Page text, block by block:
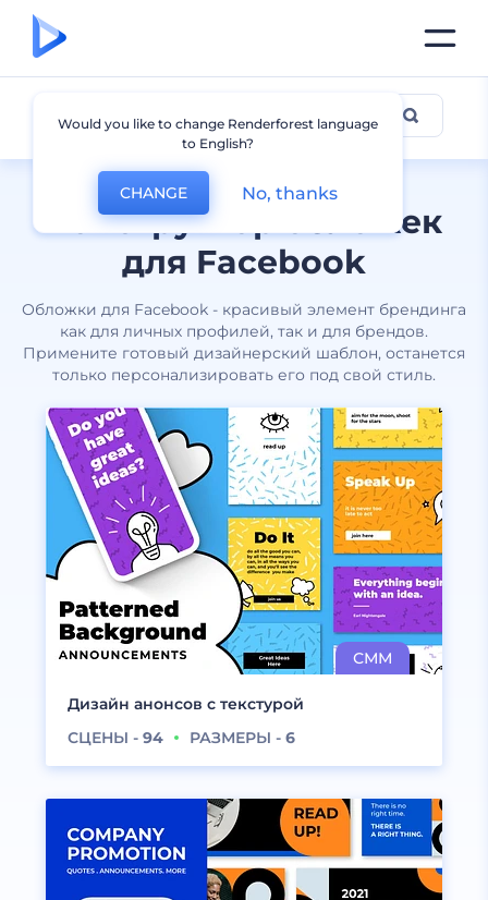
Конструктор обложек
для Facebook
Обложки для Facebook - красивый элемент брендинга
как для личных профилей, так и для брендов.
Примените готовый дизайнерский шаблон, останется
только персонализировать его под свой стиль.
Обложки для Facebook
Дизайн анонсов с текстурой
СЦЕНЫ - 94 РАЗМЕРЫ - 6
Would you like to change Renderforest language
to English?
CHANGE No, thanks